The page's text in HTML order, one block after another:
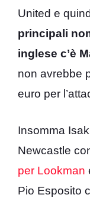
United e
principali
inglese c’è
non avrebbe
euro per
Insomma
Newcastle
per Lookman
Pio Esposito